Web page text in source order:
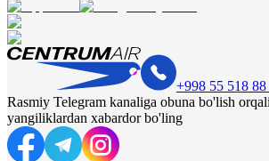
+998 55 518 88
Rasmiy Telegram kanaliga obuna bo'lish
yangiliklardan xabardor bo'ling